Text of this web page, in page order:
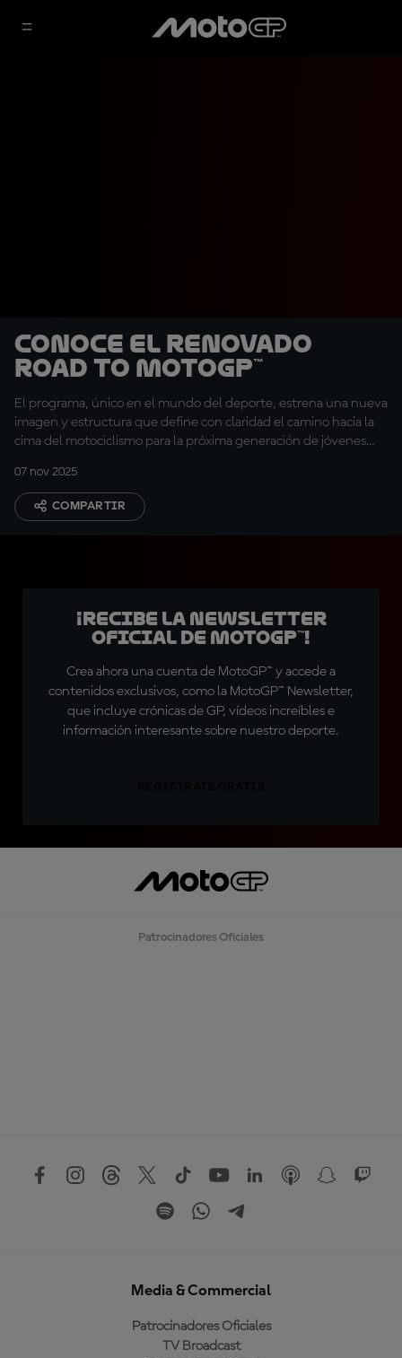
Conoce el renovado
Road To MotoGP™
El programa, único en el mundo del deporte, estrena una nueva
imagen y estructura que define con claridad el camino hacia la
cima del motociclismo para la próxima generación de jóvenes
07 nov 2025
COMPARTIR
¡Recibe la Newsletter
oficial de MotoGP™!
Crea ahora una cuenta de MotoGP™ y accede a
contenidos exclusivos, como la MotoGP™ Newsletter,
que incluye crónicas de GP, vídeos increíbles e
información interesante sobre nuestro deporte.
Patrocinadores Oficiales
Media & Commercial
Patrocinadores Oficiales
TV Broadcast